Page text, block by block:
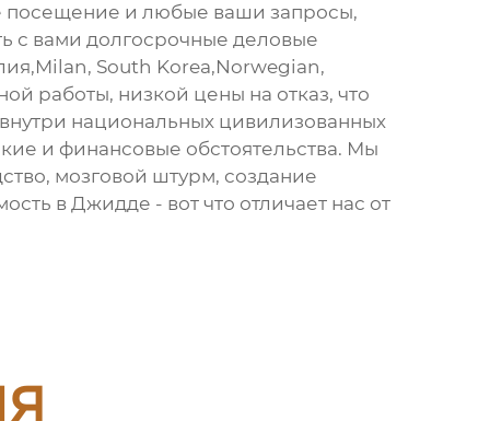
посещение и любые ваши запросы,
с вами долгосрочные деловые
South Korea,Norwegian,
работы, низкой цены на отказ, что
национальных цивилизованных
и финансовые обстоятельства. Мы
мозговой штурм, создание
в Джидде - вот что отличает нас от